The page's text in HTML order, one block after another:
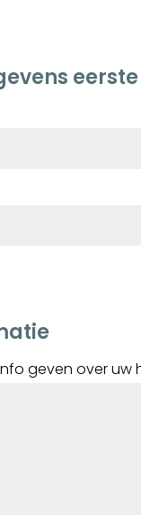
geven over uw